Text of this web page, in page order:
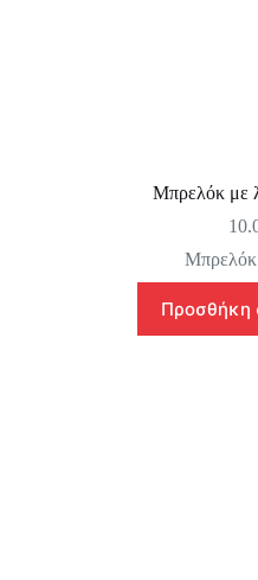
Μπρελόκ με
Μπρελόκ
Προσθήκη